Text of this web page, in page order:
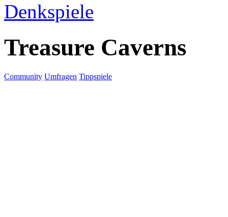
Denkspiele
Treasure Caverns
Community Umfragen Tippspiele